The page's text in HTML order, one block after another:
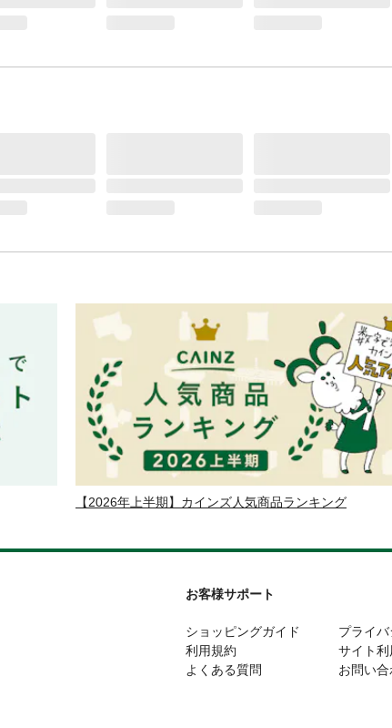
【2026年上半期】カインズ人気商品ランキング
お客様サポート
ショッピングガイド
利用規約
よくある質問
プライ
サイト
お問い